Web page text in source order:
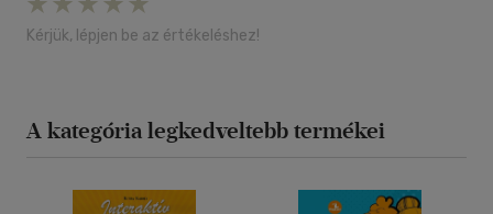
Kérjük, lépjen be az értékeléshez!
A kategória legkedveltebb termékei